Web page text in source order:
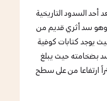
أحد السدود التاريخية
الطائف وهو سد أثري قديم من
يوجد كتابات كوفية
بضخامته حيث يبلغ
أمتار وعرضه 10 أمتار وعرض القاع السفلي 14 م و11 متراً ارتفاعا من على سطح